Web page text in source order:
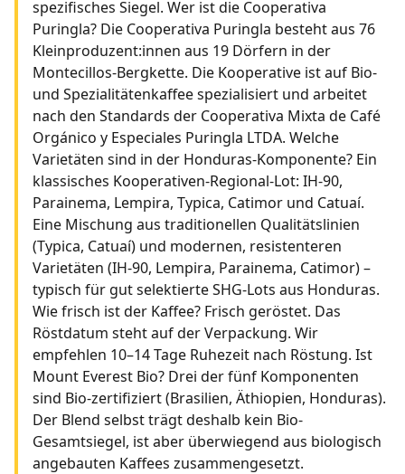
spezifisches Siegel. Wer ist die Cooperativa
Puringla? Die Cooperativa Puringla besteht aus 76
Kleinproduzent:innen aus 19 Dörfern in der
Montecillos-Bergkette. Die Kooperative ist auf Bio-
und Spezialitätenkaffee spezialisiert und arbeitet
nach den Standards der Cooperativa Mixta de Café
Orgánico y Especiales Puringla LTDA. Welche
Varietäten sind in der Honduras-Komponente? Ein
klassisches Kooperativen-Regional-Lot: IH-90,
Parainema, Lempira, Typica, Catimor und Catuaí.
Eine Mischung aus traditionellen Qualitätslinien
(Typica, Catuaí) und modernen, resistenteren
Varietäten (IH-90, Lempira, Parainema, Catimor) –
typisch für gut selektierte SHG-Lots aus Honduras.
Wie frisch ist der Kaffee? Frisch geröstet. Das
Röstdatum steht auf der Verpackung. Wir
empfehlen 10–14 Tage Ruhezeit nach Röstung. Ist
Mount Everest Bio? Drei der fünf Komponenten
sind Bio-zertifiziert (Brasilien, Äthiopien, Honduras).
Der Blend selbst trägt deshalb kein Bio-
Gesamtsiegel, ist aber überwiegend aus biologisch
angebauten Kaffees zusammengesetzt.